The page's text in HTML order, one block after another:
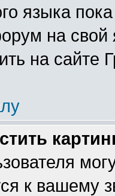
языка
на
на сайте
к вашему